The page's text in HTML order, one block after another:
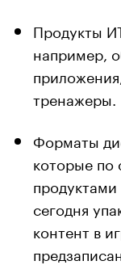
Продукты
например,
тренажеры.
Форматы
которые по
сегодня
контент в